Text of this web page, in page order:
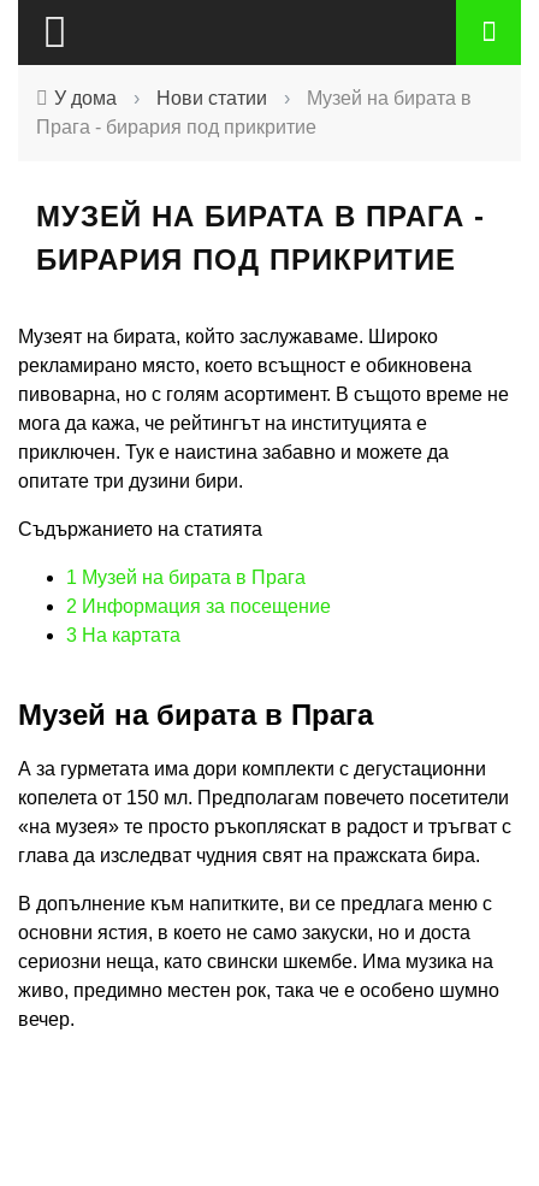
У дома › Нови статии ›
Музей на бирата в
Прага - бирария под прикритие
МУЗЕЙ НА БИРАТА В ПРАГА -
БИРАРИЯ ПОД ПРИКРИТИЕ
Музеят на бирата, който заслужаваме. Широко
рекламирано място, което всъщност е обикновена
пивоварна, но с голям асортимент. В същото време не
мога да кажа, че рейтингът на институцията е
приключен. Тук е наистина забавно и можете да
опитате три дузини бири.
Съдържанието на статията
1 Музей на бирата в Прага
2 Информация за посещение
3 На картата
Музей на бирата в Прага
А за гурметата има дори комплекти с дегустационни
копелета от 150 мл. Предполагам повечето посетители
«на музея» те просто ръкопляскат в радост и тръгват с
глава да изследват чудния свят на пражската бира.
В допълнение към напитките, ви се предлага меню с
основни ястия, в което не само закуски, но и доста
сериозни неща, като свински шкембе. Има музика на
живо, предимно местен рок, така че е особено шумно
вечер.